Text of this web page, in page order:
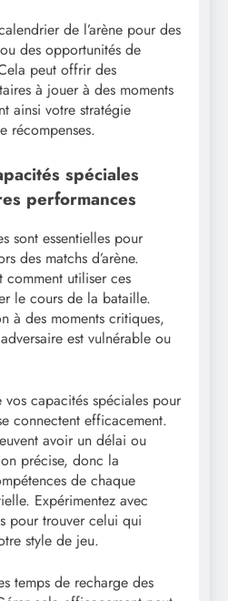
de l’arène pour des
des opportunités de
peut offrir des
à jouer à des moments
ainsi votre stratégie
récompenses.
spéciales
performances
sont essentielles pour
des matchs d’arène.
utiliser ces
le cours de la bataille.
à des moments critiques,
est vulnérable ou
capacités spéciales pour
connectent efficacement.
avoir un délai ou
précise, donc la
de chaque
Expérimentez avec
pour trouver celui qui
style de jeu.
temps de recharge des